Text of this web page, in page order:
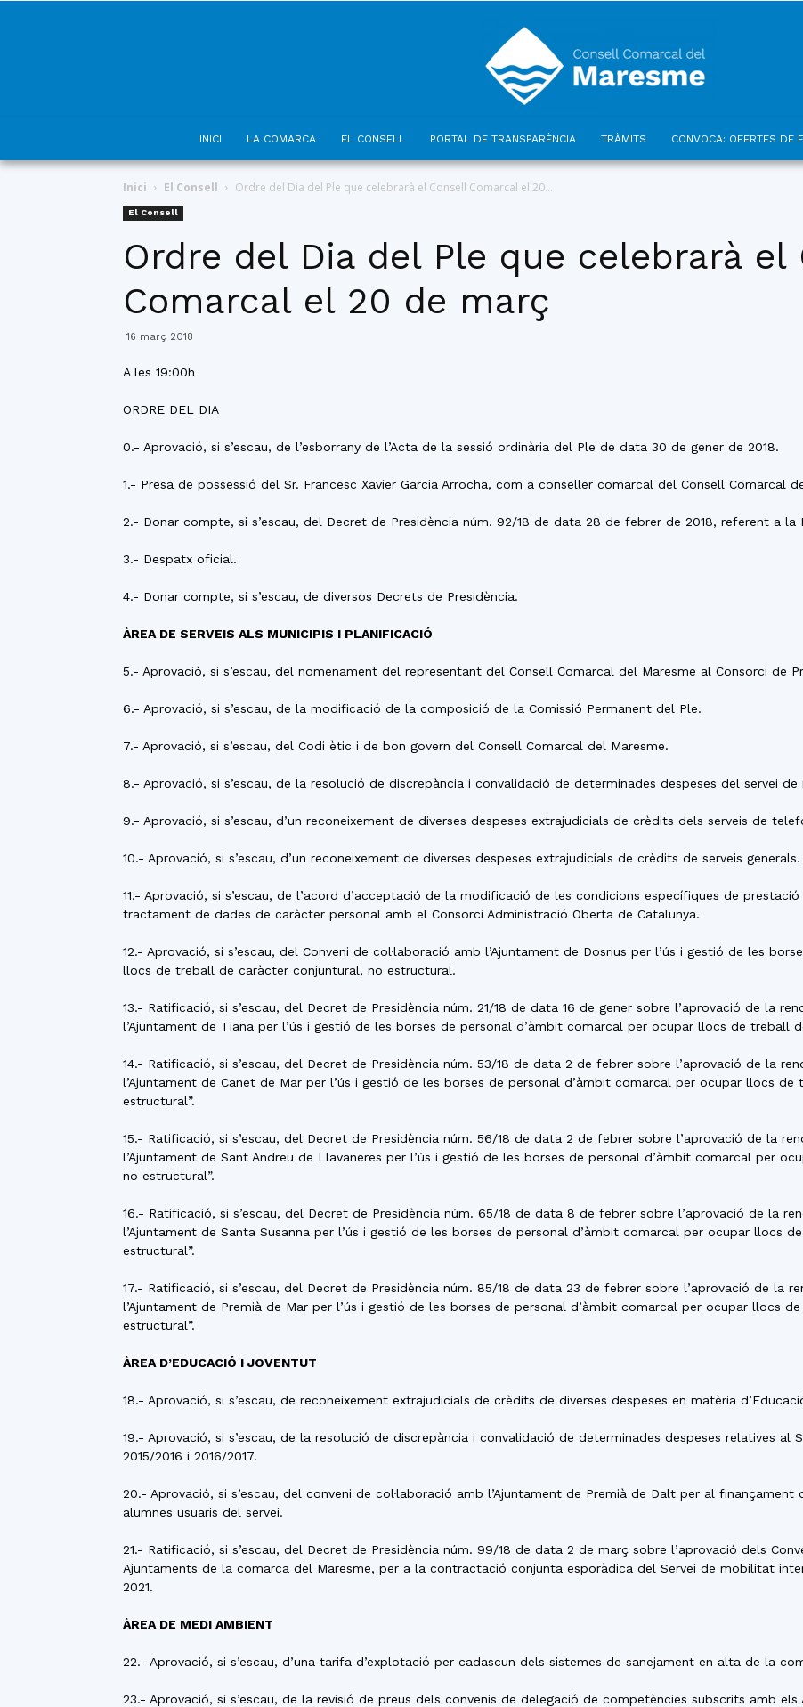
Maresme
INICI LA COMARCA EL CONSELL PORTAL DE TRANSPARÈNCIA TRÀMITS CONVOCA: OFERTES DE
Inici El Consell Ordre del Dia del Ple que celebrarà el Consell Comarcal el 20...
El Consell
Ordre del Dia del Ple que celebrarà el
Comarcal el 20 de març
16 març 2018
A les 19:00h
ORDRE DEL DIA
0.- Aprovació, si s’escau, de l’esborrany de l’Acta de la sessió ordinària del Ple de data 30 de gener de 2018.
1.- Presa de possessió del Sr. Francesc Xavier Garcia Arrocha, com a conseller comarcal del Consell Comarcal
2.- Donar compte, si s’escau, del Decret de Presidència núm. 92/18 de data 28 de febrer de 2018, referent a la
3.- Despatx oficial.
4.- Donar compte, si s’escau, de diversos Decrets de Presidència.
ÀREA DE SERVEIS ALS MUNICIPIS I PLANIFICACIÓ
5.- Aprovació, si s’escau, del nomenament del representant del Consell Comarcal del Maresme al Consorci de
6.- Aprovació, si s’escau, de la modificació de la composició de la Comissió Permanent del Ple.
7.- Aprovació, si s’escau, del Codi ètic i de bon govern del Consell Comarcal del Maresme.
8.- Aprovació, si s’escau, de la resolució de discrepància i convalidació de determinades despeses del servei de
9.- Aprovació, si s’escau, d’un reconeixement de diverses despeses extrajudicials de crèdits dels serveis de
10.- Aprovació, si s’escau, d’un reconeixement de diverses despeses extrajudicials de crèdits de serveis generals.
11.- Aprovació, si s’escau, de l’acord d’acceptació de la modificació de les condicions específiques de
tractament de dades de caràcter personal amb el Consorci Administració Oberta de Catalunya.
12.- Aprovació, si s’escau, del Conveni de col·laboració amb l’Ajuntament de Dosrius per l’ús i gestió de les
llocs de treball de caràcter conjuntural, no estructural.
13.- Ratificació, si s’escau, del Decret de Presidència núm. 21/18 de data 16 de gener sobre l’aprovació de la
l’Ajuntament de Tiana per l’ús i gestió de les borses de personal d’àmbit comarcal per ocupar llocs de treball
14.- Ratificació, si s’escau, del Decret de Presidència núm. 53/18 de data 2 de febrer sobre l’aprovació de la
l’Ajuntament de Canet de Mar per l’ús i gestió de les borses de personal d’àmbit comarcal per ocupar llocs
estructural”.
15.- Ratificació, si s’escau, del Decret de Presidència núm. 56/18 de data 2 de febrer sobre l’aprovació de la
l’Ajuntament de Sant Andreu de Llavaneres per l’ús i gestió de les borses de personal d’àmbit comarcal per
no estructural”.
16.- Ratificació, si s’escau, del Decret de Presidència núm. 65/18 de data 8 de febrer sobre l’aprovació de la
l’Ajuntament de Santa Susanna per l’ús i gestió de les borses de personal d’àmbit comarcal per ocupar llocs
estructural”.
17.- Ratificació, si s’escau, del Decret de Presidència núm. 85/18 de data 23 de febrer sobre l’aprovació de la
l’Ajuntament de Premià de Mar per l’ús i gestió de les borses de personal d’àmbit comarcal per ocupar llocs
estructural”.
ÀREA D’EDUCACIÓ I JOVENTUT
18.- Aprovació, si s’escau, de reconeixement extrajudicials de crèdits de diverses despeses en matèria
19.- Aprovació, si s’escau, de la resolució de discrepància i convalidació de determinades despeses relatives al
2015/2016 i 2016/2017.
20.- Aprovació, si s’escau, del conveni de col·laboració amb l’Ajuntament de Premià de Dalt per al
alumnes usuaris del servei.
21.- Ratificació, si s’escau, del Decret de Presidència núm. 99/18 de data 2 de març sobre l’aprovació dels
Ajuntaments de la comarca del Maresme, per a la contractació conjunta esporàdica del Servei de mobilitat
2021.
ÀREA DE MEDI AMBIENT
22.- Aprovació, si s’escau, d’una tarifa d’explotació per cadascun dels sistemes de sanejament en alta de la
23.- Aprovació, si s’escau, de la revisió de preus dels convenis de delegació de competències subscrits amb